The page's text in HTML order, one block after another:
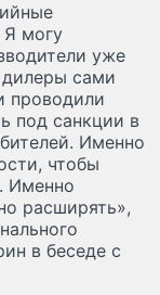
Я могу
уже
дилеры сами
проводили
под санкции в
Именно
чтобы
Именно
расширять»,
в беседе с